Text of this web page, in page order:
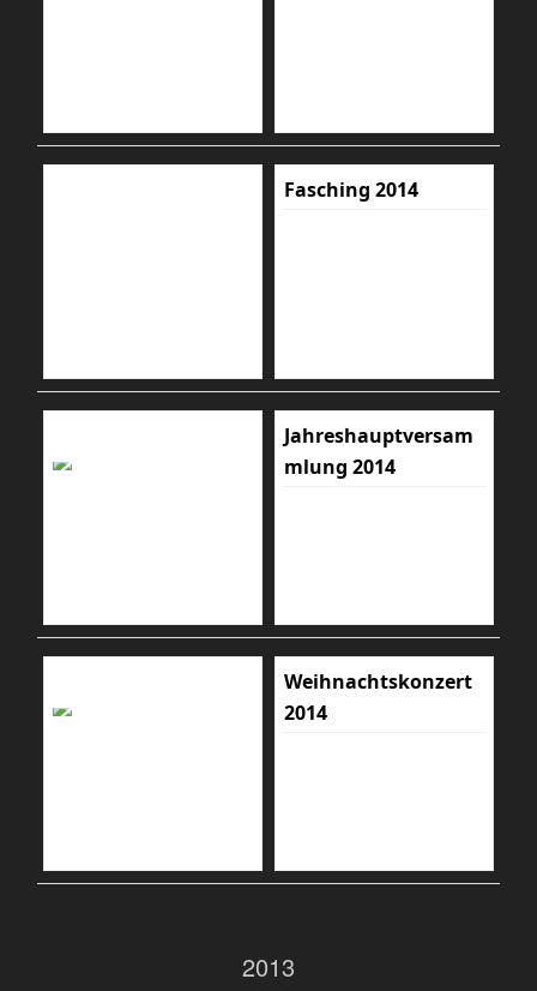
Fasching 2014
Jahreshauptversam
mlung 2014
Weihnachtskonzert
2014
2013